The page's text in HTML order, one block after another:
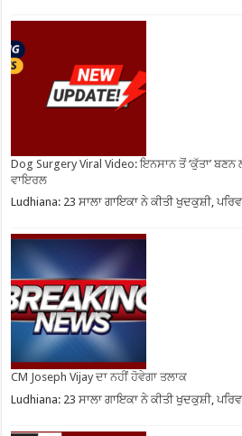
Dog Surgery Viral Video: ਇਨਸਾਨ ਤੋਂ ‘ਕੁੱਤਾ’
ਵਾਇਰਲ
Ludhiana: 23 ਸਾਲਾ ਗਾਇਕਾ ਨੇ ਕੀਤੀ ਖੁਦਕੁਸ਼ੀ,
CM Joseph Vijay ਦਾ ਨਹੀਂ ਹੋਵੇਗਾ ਤਲਾਕ
Ludhiana: 23 ਸਾਲਾ ਗਾਇਕਾ ਨੇ ਕੀਤੀ ਖੁਦਕੁਸ਼ੀ,